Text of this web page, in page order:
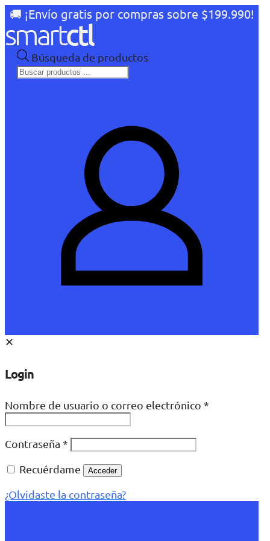
🚚 ¡Envío gratis por compras sobre $199.990!
Búsqueda de productos
✕
Login
Nombre de usuario o correo electrónico *
Contraseña *
Recuérdame
Acceder
¿Olvidaste la contraseña?